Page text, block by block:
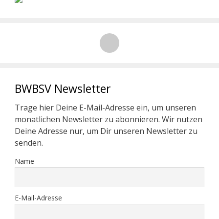
BWBSV Newsletter
Trage hier Deine E-Mail-Adresse ein, um unseren
monatlichen Newsletter zu abonnieren. Wir nutzen
Deine Adresse nur, um Dir unseren Newsletter zu
senden.
Name
E-Mail-Adresse